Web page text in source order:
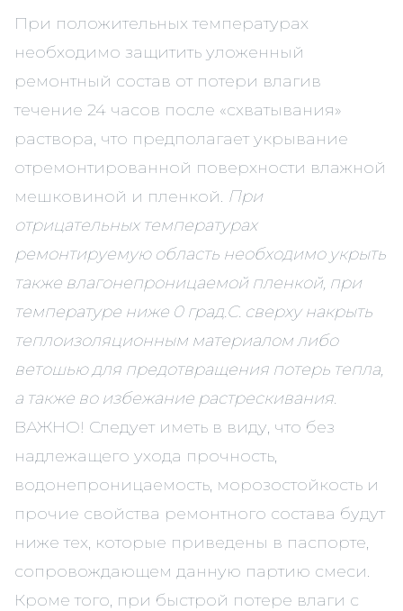
При положительных температурах
необходимо защитить уложенный
ремонтный состав от потери влагив
течение 24 часов после «схватывания»
раствора, что предполагает укрывание
отремонтированной поверхности влажной
мешковиной и пленкой. При
отрицательных температурах
ремонтируемую область необходимо укрыть
также влагонепроницаемой пленкой, при
температуре ниже 0 град.С. сверху накрыть
теплоизоляционным материалом либо
ветошью для предотвращения потерь тепла,
а также во избежание растрескивания.
ВАЖНО! Следует иметь в виду, что без
надлежащего ухода прочность,
водонепроницаемость, морозостойкость и
прочие свойства ремонтного состава будут
ниже тех, которые приведены в паспорте,
сопровождающем данную партию смеси.
Кроме того, при быстрой потере влаги с